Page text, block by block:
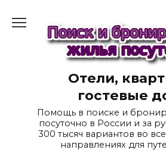
содержанию
Отели,
гостевые
Помощь в поиске и
посуточно в России и за
300 тысяч вариантов во
направлениях для